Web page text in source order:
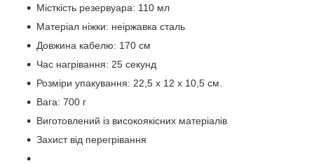
Місткість резервуара: 110 мл
Матеріал ніжки: неіржавка сталь
Довжина кабелю: 170 см
Час нагрівання: 25 секунд
Розміри упакування: 22,5 x 12 x 10,5 см.
Вага: 700 г
Виготовлений із високоякісних матеріалів
Захист від перегрівання